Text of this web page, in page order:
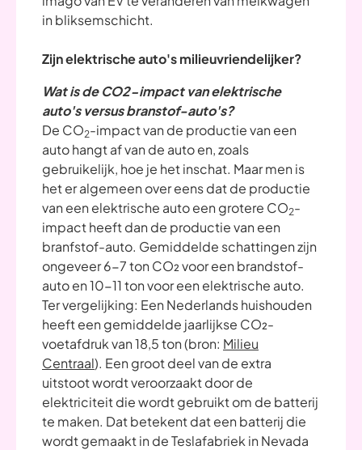
in bliksemschicht.
Zijn elektrische auto's milieuvriendelijker?
Wat is de CO2-impact van elektrische
auto's versus branstof-auto's?
De CO2-impact van de productie van een
auto hangt af van de auto en, zoals
gebruikelijk, hoe je het inschat. Maar men is
het er algemeen over eens dat de productie
van een elektrische auto een grotere CO2-
impact heeft dan de productie van een
branfstof-auto. Gemiddelde schattingen zijn
ongeveer 6-7 ton CO₂ voor een brandstof-
auto en 10-11 ton voor een elektrische auto.
Ter vergelijking: Een Nederlands huishouden
heeft een gemiddelde jaarlijkse CO₂-
voetafdruk van 18,5 ton (bron: Milieu
Centraal). Een groot deel van de extra
uitstoot wordt veroorzaakt door de
elektriciteit die wordt gebruikt om de batterij
te maken. Dat betekent dat een batterij die
wordt gemaakt in de Teslafabriek in Nevada